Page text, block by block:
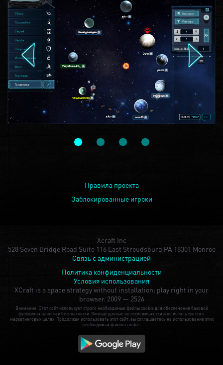
Правила проекта
Заблокированные игроки
Xcraft Inc
528 Seven Bridge Road Suite 116 East Stroudsburg PA 18301 Monroe
Связь с администрацией
Политика конфиденциальности
Условия использования
XCraft is a space strategy without installation: play right in your
browser. 2009 — 2526
Внимание: Этот сайт использует строго необходимые файлы cookie для обеспечения базовой
функциональности и безопасности. Личные данные не отслеживаются и не используются в
маркетинговых целях. Продолжая использовать этот сайт, вы соглашаетесь на использование этих
необходимых файлов cookie.